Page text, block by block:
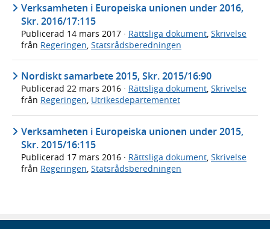
Verksamheten i Europeiska unionen under 2016,
Skr. 2016/17:115
Publicerad 14 mars 2017 · Rättsliga dokument Skrivelse
från Regeringen Statsrådsberedningen
Nordiskt samarbete 2015, Skr. 2015/16:90
Publicerad 22 mars 2016 · Rättsliga dokument, Skrivelse
från Regeringen, Utrikesdepartementet
Verksamheten i Europeiska unionen under 2015,
Skr. 2015/16:115
Publicerad 17 mars 2016 · Rättsliga dokument, Skrivelse
från Regeringen, Statsrådsberedningen